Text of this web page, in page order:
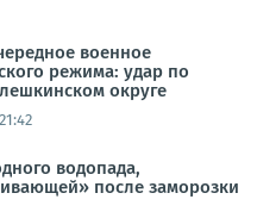
военное
режима: удар по
округе
водопада,
после заморозки